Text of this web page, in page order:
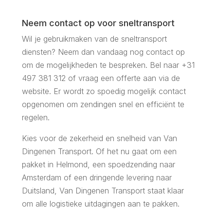
Neem contact op voor sneltransport
Wil je gebruikmaken van de sneltransport
diensten? Neem dan vandaag nog contact op
om de mogelijkheden te bespreken. Bel naar +31
497 381 312 of vraag een offerte aan via de
website. Er wordt zo spoedig mogelijk contact
opgenomen om zendingen snel en efficiënt te
regelen.
Kies voor de zekerheid en snelheid van Van
Dingenen Transport. Of het nu gaat om een
pakket in Helmond, een spoedzending naar
Amsterdam of een dringende levering naar
Duitsland, Van Dingenen Transport staat klaar
om alle logistieke uitdagingen aan te pakken.